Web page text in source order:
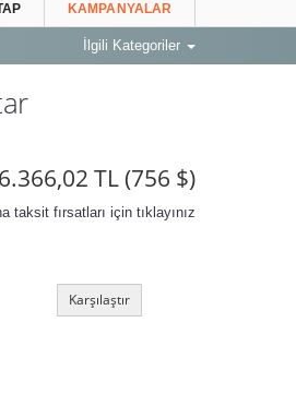
KAMPANYALAR
İlgili Kategoriler
TL(756 $)
taksit fırsatları için tıklayınız
Karşılaştır